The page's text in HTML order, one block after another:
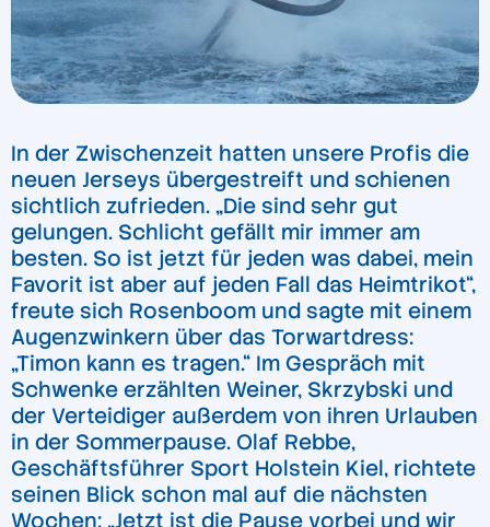
In der Zwischenzeit hatten unsere Profis die
neuen Jerseys übergestreift und schienen
sichtlich zufrieden. „Die sind sehr gut
gelungen. Schlicht gefällt mir immer am
besten. So ist jetzt für jeden was dabei, mein
Favorit ist aber auf jeden Fall das Heimtrikot“,
freute sich Rosenboom und sagte mit einem
Augenzwinkern über das Torwartdress:
„Timon kann es tragen.“ Im Gespräch mit
Schwenke erzählten Weiner, Skrzybski und
der Verteidiger außerdem von ihren Urlauben
in der Sommerpause. Olaf Rebbe,
Geschäftsführer Sport Holstein Kiel, richtete
seinen Blick schon mal auf die nächsten
Wochen: „Jetzt ist die Pause vorbei und wir